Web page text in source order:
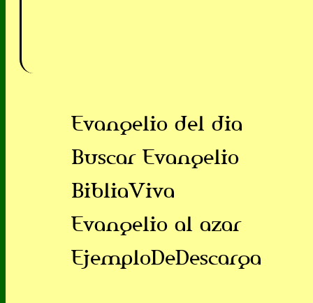
Evangelio del dia
Buscar Evangelio
BibliaViva
Evangelio al azar
EjemploDeDescarga